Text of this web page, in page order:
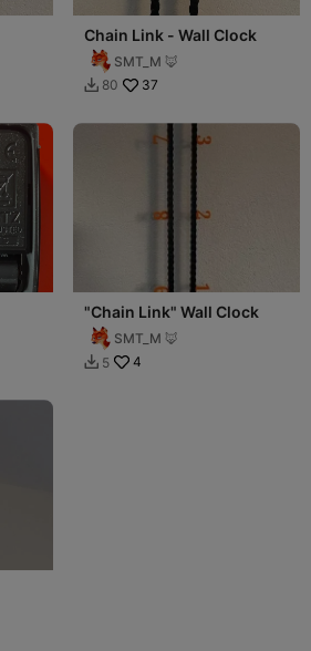
Chain Link - Wall Clock
SMT_M 🦊
 80 37
"Chain Link" Wall Clock
SMT_M 🦊
 5 4